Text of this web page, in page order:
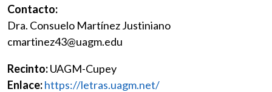
Contacto:
Dra. Consuelo Martínez Justiniano
cmartinez43@uagm.edu
Recinto:UAGM-Cupey
Enlace:https://letras.uagm.net/